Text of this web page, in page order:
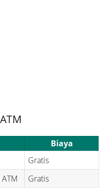
Biaya
Gratis
Gratis